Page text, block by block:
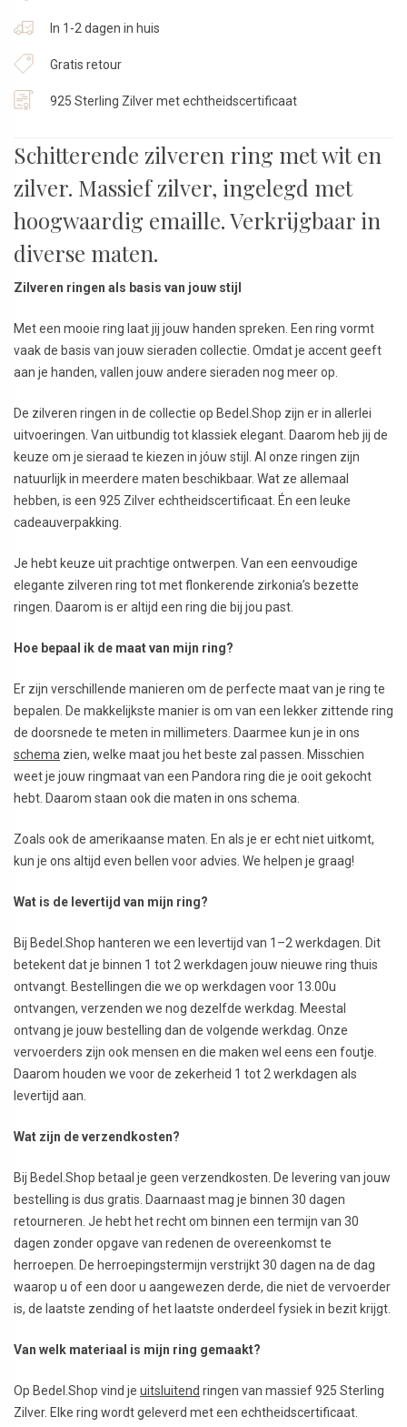
In 1-2 dagen in huis
Gratis retour
925 Sterling Zilver met echtheidscertificaat
Schitterende zilveren ring met wit en
zilver. Massief zilver, ingelegd met
hoogwaardig emaille. Verkrijgbaar in
diverse maten.
Zilveren ringen als basis van jouw stijl
Met een mooie ring laat jij jouw handen spreken. Een ring vormt
vaak de basis van jouw sieraden collectie. Omdat je accent geeft
aan je handen, vallen jouw andere sieraden nog meer op.
De zilveren ringen in de collectie op Bedel.Shop zijn er in allerlei
uitvoeringen. Van uitbundig tot klassiek elegant. Daarom heb jij de
keuze om je sieraad te kiezen in jóuw stijl. Al onze ringen zijn
natuurlijk in meerdere maten beschikbaar. Wat ze allemaal
hebben, is een 925 Zilver echtheidscertificaat. Én een leuke
cadeauverpakking.
Je hebt keuze uit prachtige ontwerpen. Van een eenvoudige
elegante zilveren ring tot met flonkerende zirkonia’s bezette
ringen. Daarom is er altijd een ring die bij jou past.
Hoe bepaal ik de maat van mijn ring?
Er zijn verschillende manieren om de perfecte maat van je ring te
bepalen. De makkelijkste manier is om van een lekker zittende ring
de doorsnede te meten in millimeters. Daarmee kun je in ons
schema zien, welke maat jou het beste zal passen. Misschien
weet je jouw ringmaat van een Pandora ring die je ooit gekocht
hebt. Daarom staan ook die maten in ons schema.
Zoals ook de amerikaanse maten. En als je er echt niet uitkomt,
kun je ons altijd even bellen voor advies. We helpen je graag!
Wat is de levertijd van mijn ring?
Bij Bedel.Shop hanteren we een levertijd van 1–2 werkdagen. Dit
betekent dat je binnen 1 tot 2 werkdagen jouw nieuwe ring thuis
ontvangt. Bestellingen die we op werkdagen voor 13.00u
ontvangen, verzenden we nog dezelfde werkdag. Meestal
ontvang je jouw bestelling dan de volgende werkdag. Onze
vervoerders zijn ook mensen en die maken wel eens een foutje.
Daarom houden we voor de zekerheid 1 tot 2 werkdagen als
levertijd aan.
Wat zijn de verzendkosten?
Bij Bedel.Shop betaal je geen verzendkosten. De levering van jouw
bestelling is dus gratis. Daarnaast mag je binnen 30 dagen
retourneren. Je hebt het recht om binnen een termijn van 30
dagen zonder opgave van redenen de overeenkomst te
herroepen. De herroepingstermijn verstrijkt 30 dagen na de dag
waarop u of een door u aangewezen derde, die niet de vervoerder
is, de laatste zending of het laatste onderdeel fysiek in bezit krijgt.
Van welk materiaal is mijn ring gemaakt?
Op Bedel.Shop vind je uitsluitend ringen van massief 925 Sterling
Zilver. Elke ring wordt geleverd met een echtheidscertificaat.